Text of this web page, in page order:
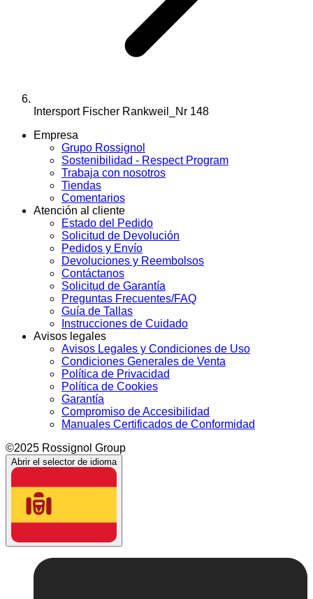
Intersport Fischer Rankweil_Nr 148
Empresa
Grupo Rossignol
Sostenibilidad - Respect Program
Trabaja con nosotros
Tiendas
Comentarios
Atención al cliente
Estado del Pedido
Solicitud de Devolución
Pedidos y Envío
Devoluciones y Reembolsos
Contáctanos
Solicitud de Garantía
Preguntas Frecuentes/FAQ
Guía de Tallas
Instrucciones de Cuidado
Avisos legales
Avisos Legales y Condiciones de Uso
Condiciones Generales de Venta
Política de Privacidad
Política de Cookies
Garantía
Compromiso de Accesibilidad
Manuales Certificados de Conformidad
©2025 Rossignol Group
Abrir el selector de idioma